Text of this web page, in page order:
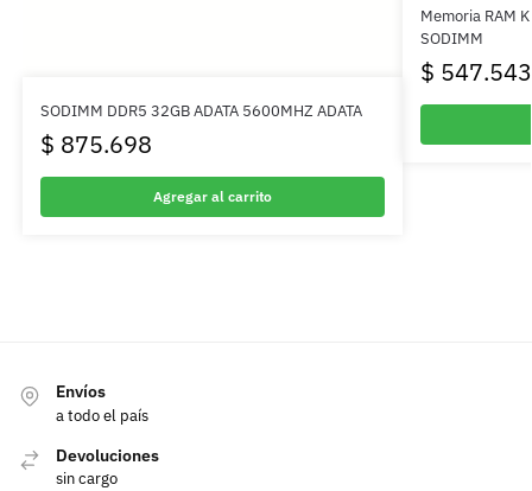
SODIMM DDR5 32GB ADATA 5600MHZ ADATA
$ 875.698
Agregar al carrito
Memoria RAM
SODIMM
$ 547.543
Envíos
a todo el país
Devoluciones
sin cargo